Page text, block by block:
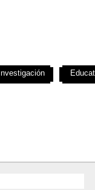
Investigación